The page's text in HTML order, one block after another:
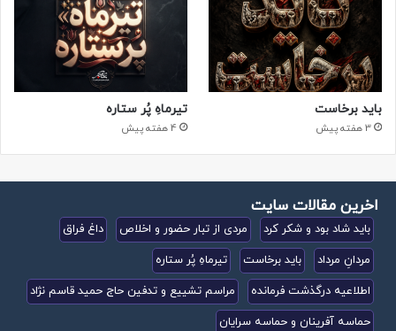
باید برخاست
3 هفته پیش
تیرماهِ پُر ستاره
4 هفته پیش
اخرین مقالات سایت
باید شاد بود و شکر کرد مردی از تبار حضور و اخلاص
داغ فراق
مردانِ مرداد
باید برخاست
تیرماهِ پُر ستاره
اطلاعیه درگذشت فرمانده
مراسم تشییع و تدفین حاج حمید قاسم نژاد
حماسه آفرینان و حماسه سرایان